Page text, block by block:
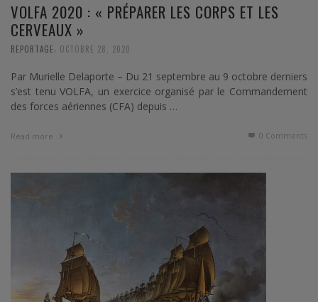
VOLFA 2020 : « PRÉPARER LES CORPS ET LES
CERVEAUX »
REPORTAGE, OCTOBRE 28, 2020
Par Murielle Delaporte – Du 21 septembre au 9 octobre derniers
s’est tenu VOLFA, un exercice organisé par le Commandement
des forces aériennes (CFA) depuis …
Read more 0 Comments